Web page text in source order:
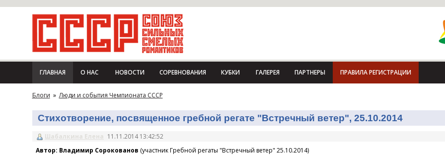
ГЛАВНАЯ О НАС НОВОСТИ СОРЕВНОВАНИЯ КУБКИ ГАЛЕРЕЯ ПАРТНЕРЫ ПРАВИЛА РЕГИСТРАЦИИ
Блоги » Люди и события Чемпионата СССР
Стихотворение, посвященное гребной регате "Встречный ветер", 25.10.2014
Шабалкина Елена 11.11.2014 13:42:52
Автор: Владимир Сорокованов (участник Гребной регаты "Встречный ветер" 25.10.2014)